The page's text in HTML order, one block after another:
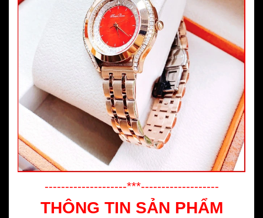
--------------------***-------------------
THÔNG TIN SẢN PHẨM